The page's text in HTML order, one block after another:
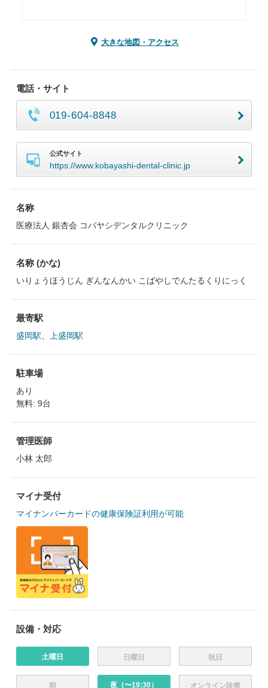
大きな地図・アクセス
電話・サイト
019-604-8848
公式サイト
https://www.kobayashi-dental-clinic.jp
名称
医療法人 銀杏会 コバヤシデンタルクリニック
名称 (かな)
いりょうほうじん ぎんなんかい こばやしでんたるくりにっく
最寄駅
盛岡駅 上盛岡駅
駐車場
あり
無料: 9台
管理医師
小林 太郎
マイナ受付
マイナンバーカードの健康保険証利用が可能
設備・対応
土曜日 日曜日 祝日
朝 夜（〜19:30） オンライン診療